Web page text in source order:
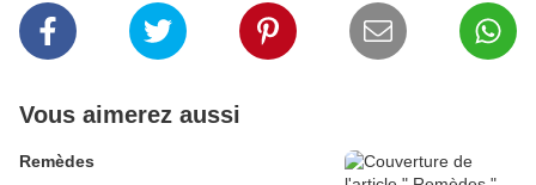
Vous aimerez aussi
Remèdes